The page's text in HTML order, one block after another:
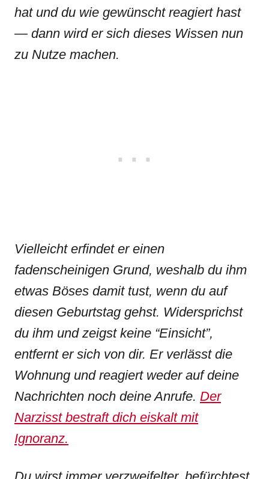
hat und du wie gewünscht reagiert hast
— dann wird er sich dieses Wissen nun
zu Nutze machen.
Vielleicht erfindet er einen
fadenscheinigen Grund, weshalb du ihm
etwas Böses damit tust, wenn du auf
diesen Geburtstag gehst. Widersprichst
du ihm und zeigst keine “Einsicht”,
entfernt er sich von dir. Er verlässt die
Wohnung und reagiert weder auf deine
Nachrichten noch deine Anrufe. Der
Narzisst bestraft dich eiskalt mit
Ignoranz.